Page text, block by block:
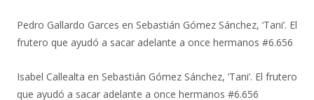
Pedro Gallardo Garces en Sebastián Gómez Sánchez, ‘Tani’. El
frutero que ayudó a sacar adelante a once hermanos #6.656
Isabel Callealta en Sebastián Gómez Sánchez, ‘Tani’. El frutero
que ayudó a sacar adelante a once hermanos #6.656